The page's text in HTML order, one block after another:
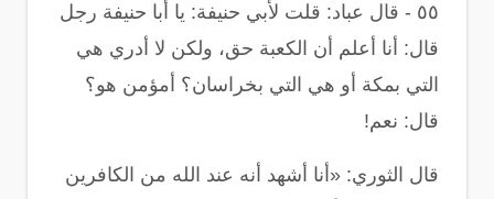
٥٥ - قال عباد: قلت لأبي حنيفة: يا أبا حنيفة رجل
قال: أنا أعلم أن الكعبة حق، ولكن لا أدري هي
التي بمكة أو هي التي بخراسان؟ أمؤمن هو؟
قال: نعم!
قال الثوري: «أنا أشهد أنه عند الله من الكافرين